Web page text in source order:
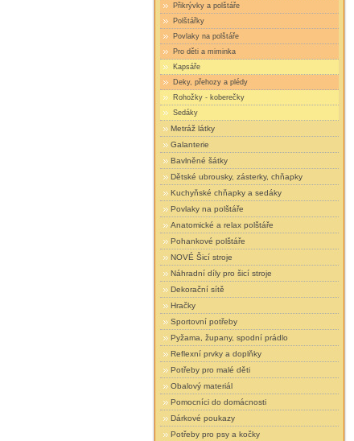
Přikrývky a polštáře
Polštářky
Povlaky na polštáře
Pro děti a miminka
Kapsáře
Deky, přehozy a plédy
Rohožky - koberečky
Sedáky
Metráž látky
Galanterie
Bavlněné šátky
Dětské ubrousky, zásterky, chňapky
Kuchyňské chňapky a sedáky
Povlaky na polštáře
Anatomické a relax polštáře
Pohankové polštáře
NOVÉ Šicí stroje
Náhradní díly pro šicí stroje
Dekorační sítě
Hračky
Sportovní potřeby
Pyžama, župany, spodní prádlo
Reflexní prvky a doplňky
Potřeby pro malé děti
Obalový materiál
Pomocníci do domácnosti
Dárkové poukazy
Potřeby pro psy a kočky